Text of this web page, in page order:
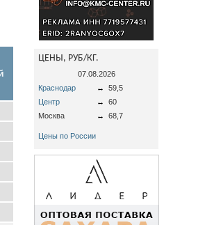
ЦЕНЫ, РУБ/КГ.
07.08.2026
Краснодар
↔
59,5
Центр
↔
60
Москва
↔ 68,7
Цены по России